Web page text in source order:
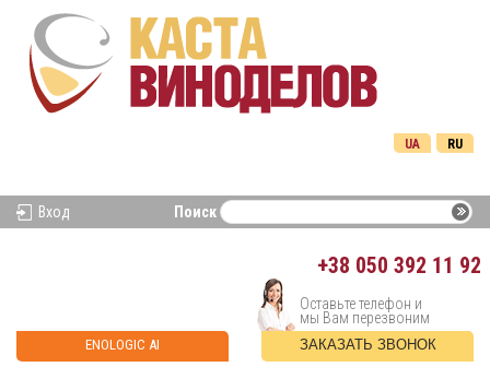
RU
UA
Вход Поиск
+38 050 392 11 92
ENOLOGIC AI
Оставьте телефон и
мы Вам перезвоним
ЗАКАЗАТЬ ЗВОНОК